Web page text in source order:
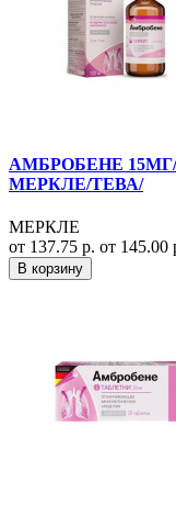
АМБРОБЕНЕ
МЕРКЛЕ/ТЕВА/
МЕРКЛЕ
от 137.75 р. от 145.00
В корзину